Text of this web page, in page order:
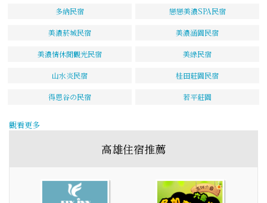
多納民宿 戀戀美濃SPA民宿
美濃菸城民宿 美濃涵園民宿
美濃情休閒觀光民宿 美綠民宿
山水炎民宿 桂田莊園民宿
得恩谷の民宿 若平莊園
觀看更多
高雄住宿推薦